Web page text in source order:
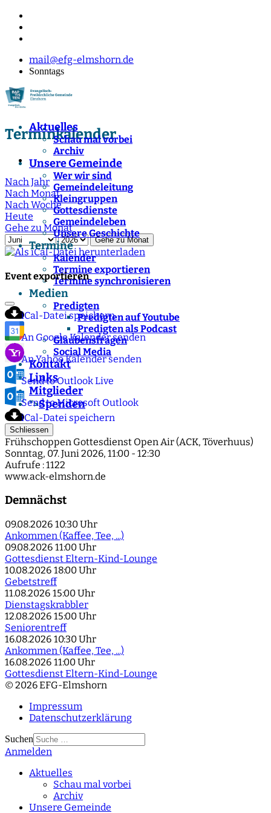
mail@efg-elmshorn.de
Sonntags
Aktuelles
Schau mal vorbei
Archiv
Unsere Gemeinde
Wer wir sind
Gemeindeleitung
Kleingruppen
Gottesdienste
Gemeindeleben
Unsere Geschichte
Termine
Kalender
Termine exportieren
Termine synchronisieren
Medien
Predigten
Predigten auf Youtube
Predigten als Podcast
Glaubensfragen
Social Media
Kontakt
Links
Mitglieder
">Spenden
Terminkalender
Nach Jahr
Nach Monat
Nach Woche
Heute
Gehe zu Monat
Gehe zu Monat
Event exportieren
iCal-Datei speichern
An Google Kalender senden
An Yahoo Kalender senden
Send to Outlook Live
Send to Microsoft Outlook
iCal-Datei speichern
Schliessen
Frühschoppen Gottesdienst Open Air (ACK, Töverhuus)
Sonntag, 07. Juni 2026, 11:00 - 12:30
Aufrufe : 1122
www.ack-elmshorn.de
Demnächst
09.08.2026 10:30 Uhr
Ankommen (Kaffee, Tee, ...)
09.08.2026 11:00 Uhr
Gottesdienst Eltern-Kind-Lounge
10.08.2026 18:00 Uhr
Gebetstreff
11.08.2026 15:00 Uhr
Dienstagskrabbler
12.08.2026 15:00 Uhr
Seniorentreff
16.08.2026 10:30 Uhr
Ankommen (Kaffee, Tee, ...)
16.08.2026 11:00 Uhr
Gottesdienst Eltern-Kind-Lounge
© 2026 EFG-Elmshorn
Impressum
Datenschutzerklärung
Suchen
Type 2 or more
Anmelden
Aktuelles
Schau mal vorbei
Archiv
Unsere Gemeinde